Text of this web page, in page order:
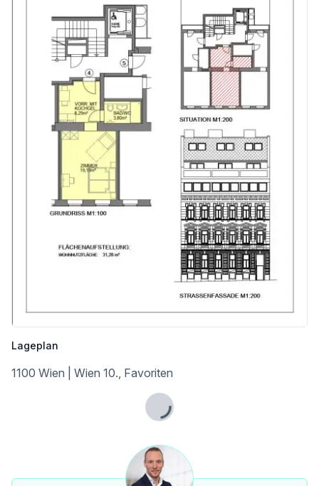
Der Vermittler ist als Doppelmakler tätig.
Sie möchten Ihre Immobilie verkaufen oder vermieten?
Vertrauen Sie auf unsere Erfahrung – mit geprüfter Qualität und transparenter Abwicklung.
Die Immobilien Card garantiert Ihnen, dass Sie mit einem geprüften Profi für Verkauf und Vermietung sprechen.
Infrastruktur / Entfernungen
Gesundheit
Apotheke <175m
Klinik <200m
Krankenhaus <1.825m
Kinder & Schulen
Kindergarten <375m
Universität <850m
Einkaufszentrum <900m
Sonstige
Lageplan
1100 Wien | Wien 10., Favoriten
Lade...